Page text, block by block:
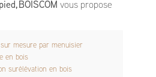
BOISCOM vous propose
mesure par menuisier
en bois
surélévation en bois